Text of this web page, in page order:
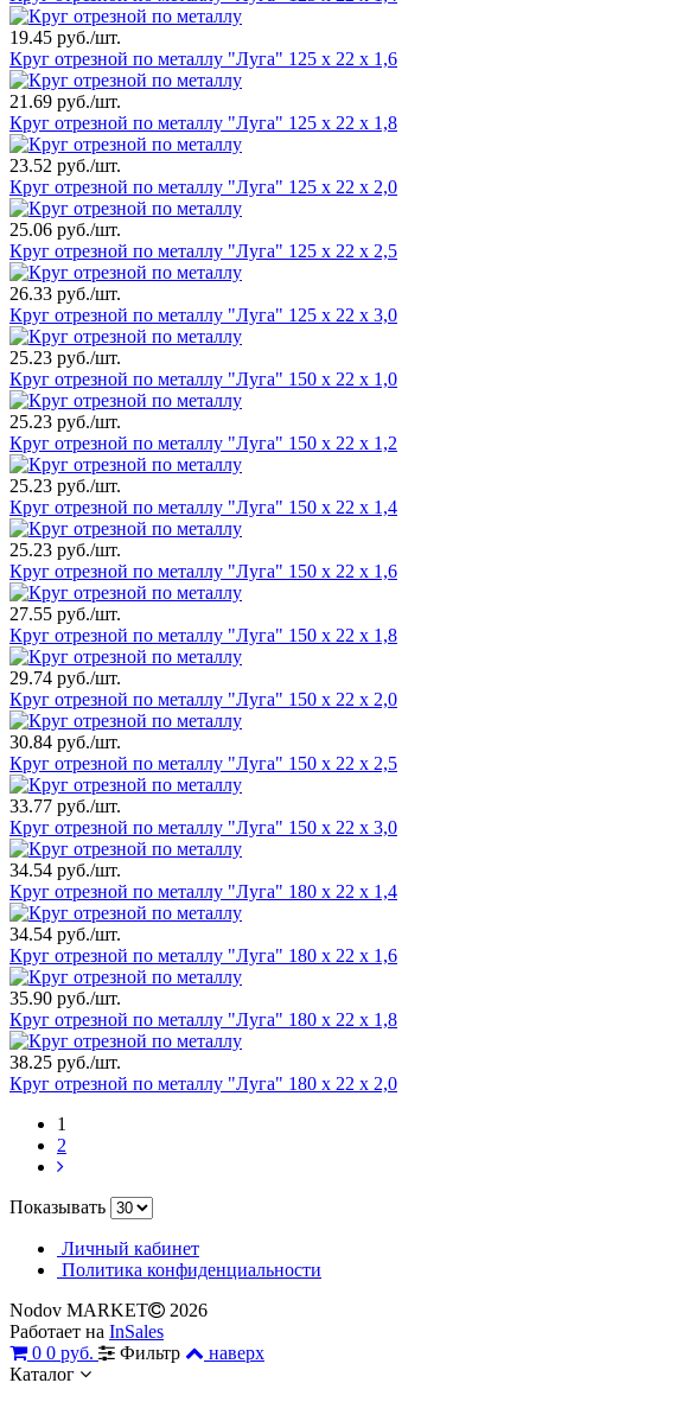
19.45 руб./шт.
Круг отрезной по металлу "Луга" 125 х 22 х 1,6
21.69 руб./шт.
Круг отрезной по металлу "Луга" 125 х 22 х 1,8
23.52 руб./шт.
Круг отрезной по металлу "Луга" 125 х 22 х 2,0
25.06 руб./шт.
Круг отрезной по металлу "Луга" 125 х 22 х 2,5
26.33 руб./шт.
Круг отрезной по металлу "Луга" 125 х 22 х 3,0
25.23 руб./шт.
Круг отрезной по металлу "Луга" 150 х 22 х 1,0
25.23 руб./шт.
Круг отрезной по металлу "Луга" 150 х 22 х 1,2
25.23 руб./шт.
Круг отрезной по металлу "Луга" 150 х 22 х 1,4
25.23 руб./шт.
Круг отрезной по металлу "Луга" 150 х 22 х 1,6
27.55 руб./шт.
Круг отрезной по металлу "Луга" 150 х 22 х 1,8
29.74 руб./шт.
Круг отрезной по металлу "Луга" 150 х 22 х 2,0
30.84 руб./шт.
Круг отрезной по металлу "Луга" 150 х 22 х 2,5
33.77 руб./шт.
Круг отрезной по металлу "Луга" 150 х 22 х 3,0
34.54 руб./шт.
Круг отрезной по металлу "Луга" 180 х 22 х 1,4
34.54 руб./шт.
Круг отрезной по металлу "Луга" 180 х 22 х 1,6
35.90 руб./шт.
Круг отрезной по металлу "Луга" 180 х 22 х 1,8
38.25 руб./шт.
Круг отрезной по металлу "Луга" 180 х 22 х 2,0
1
2
Показывать
Личный кабинет
Политика конфиденциальности
Nodov MARKET
2026
Работает на InSales
0 0 руб. Фильтр
наверх
Каталог